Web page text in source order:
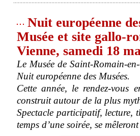
Nuit européenne
Musée et site gallo-
Vienne, samedi 18
Le Musée de Saint-Romain-
Nuit européenne des Musées.
Cette année, le rendez-vous
construit autour de la plus
Spectacle participatif, lecture,
temps d’une soirée, se